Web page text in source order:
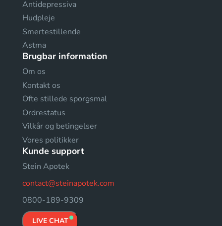
Antidepressiva
Hudpleje
Smertestillende
Astma
Brugbar information
Om os
Kontakt os
Ofte stillede sporgsmal
Ordrestatus
Vilkår og betingelser
Vores politikker
Kunde support
Stein Apotek
contact@steinapotek.com
0800-189-9309
LIVE CHAT